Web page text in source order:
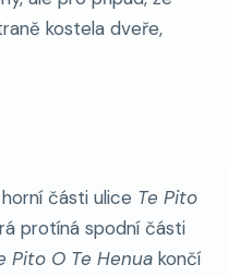
kostela dveře,
části ulice Te Pito
protíná spodní části
Pito O Te Henuakončí